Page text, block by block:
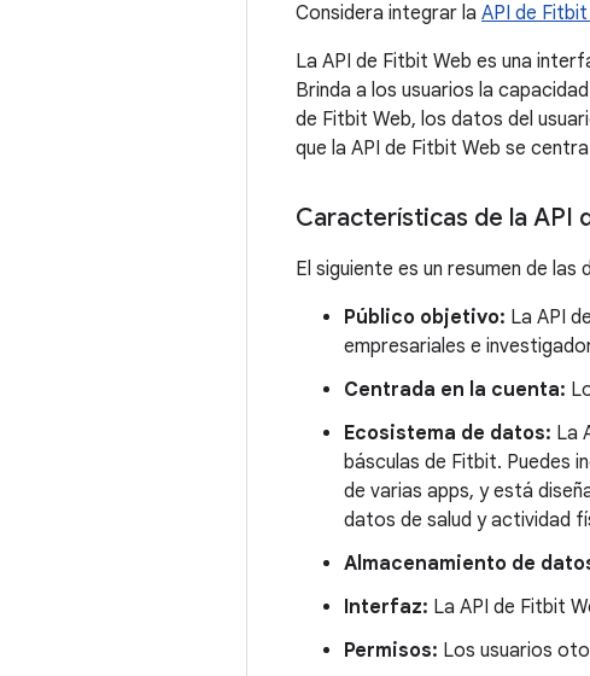
Considera integrar la API de
La API de Fitbit Web es una
Brinda a los usuarios la
de Fitbit Web, los datos del
que la API de Fitbit Web se
Características de la API
El siguiente es un resumen de
Público objetivo: La API
empresariales e
Centrada en la cuenta:
Ecosistema de datos: La
básculas de Fitbit. Puedes
de varias apps, y está
datos de salud y actividad
Almacenamiento de
Interfaz: La API de Fitbit
Permisos: Los usuarios